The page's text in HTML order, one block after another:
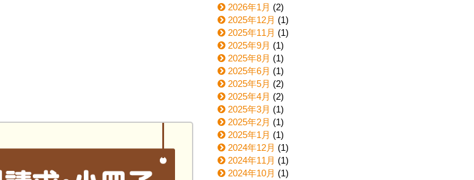
2026年1月 (2)
2025年12月 (1)
2025年11月 (1)
2025年9月 (1)
2025年8月 (1)
2025年6月 (1)
2025年5月 (2)
2025年4月 (2)
2025年3月 (1)
2025年2月 (1)
2025年1月 (1)
2024年12月 (1)
2024年11月 (1)
2024年10月 (1)